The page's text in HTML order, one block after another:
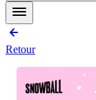
Retour